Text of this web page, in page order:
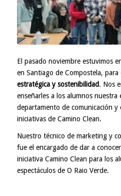
El pasado noviembre estuvimos
en Santiago de Compostela, para
estratégica y sostenibilidad. Nos
enseñarles a los alumnos nuestra
departamento de comunicación y
iniciativas de Camino Clean.
Nuestro técnico de marketing y
fue el encargado de dar a
iniciativa Camino Clean para los
espectáculos de O Raio Verde.